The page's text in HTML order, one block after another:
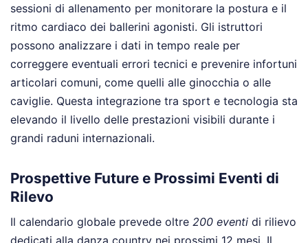
sessioni di allenamento per monitorare la postura e il
ritmo cardiaco dei ballerini agonisti. Gli istruttori
possono analizzare i dati in tempo reale per
correggere eventuali errori tecnici e prevenire infortuni
articolari comuni, come quelli alle ginocchia o alle
caviglie. Questa integrazione tra sport e tecnologia sta
elevando il livello delle prestazioni visibili durante i
grandi raduni internazionali.
Prospettive Future e Prossimi Eventi di
Rilevo
Il calendario globale prevede oltre 200 eventi di rilievo